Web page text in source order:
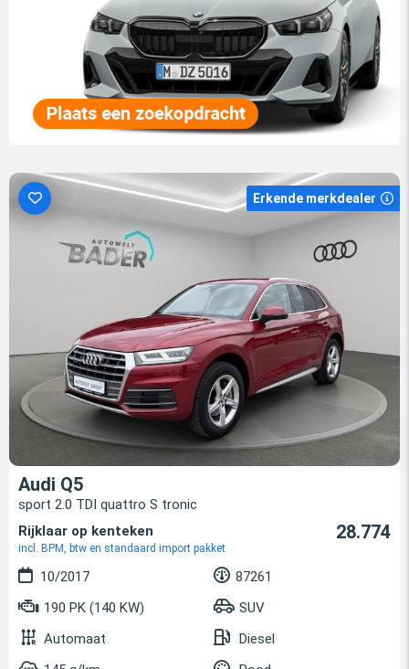
Erkende merkdealer
Audi Q5
sport 2.0 TDI quattro S tronic
Rijklaar op kenteken
incl. BPM, btw en standaard import pakket
28.774
10/2017
87261
190 PK (140 KW)
SUV
Automaat
Diesel